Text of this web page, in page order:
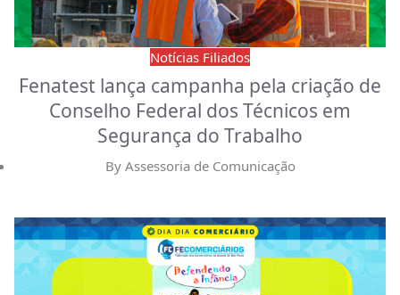
Notícias Filiados
Fenatest lança campanha pela criação de
Conselho Federal dos Técnicos em
Segurança do Trabalho
By Assessoria de Comunicação